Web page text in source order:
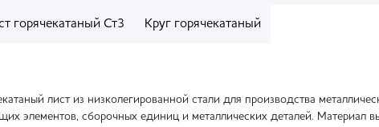
горячекатаный Ст3 Круг горячекатаный
лист из низколегированной стали для производства
элементов, сборочных единиц и металлических деталей. Материал